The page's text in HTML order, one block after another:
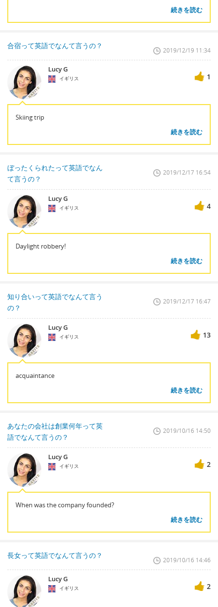
続きを読む
合宿って英語でなんて言うの？
2019/12/19 11:34
Lucy G
イギリス 1
Skiing trip
続きを読む
ぼったくられたって英語でなん
て言うの？
2019/12/17 16:54
Lucy G
イギリス 4
Daylight robbery!
続きを読む
知り合いって英語でなんて言う
の？
2019/12/17 16:47
Lucy G
イギリス 13
acquaintance
続きを読む
あなたの会社は創業何年って英
語でなんて言うの？
2019/10/16 14:50
Lucy G
イギリス 2
When was the company founded?
続きを読む
長女って英語でなんて言うの？
2019/10/16 14:46
Lucy G
イギリス 2